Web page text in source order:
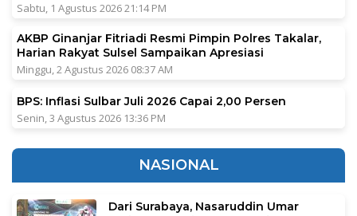
Sabtu, 1 Agustus 2026 21:14 PM
AKBP Ginanjar Fitriadi Resmi Pimpin Polres Takalar,
Harian Rakyat Sulsel Sampaikan Apresiasi
Minggu, 2 Agustus 2026 08:37 AM
BPS: Inflasi Sulbar Juli 2026 Capai 2,00 Persen
Senin, 3 Agustus 2026 13:36 PM
NASIONAL
Dari Surabaya, Nasaruddin Umar